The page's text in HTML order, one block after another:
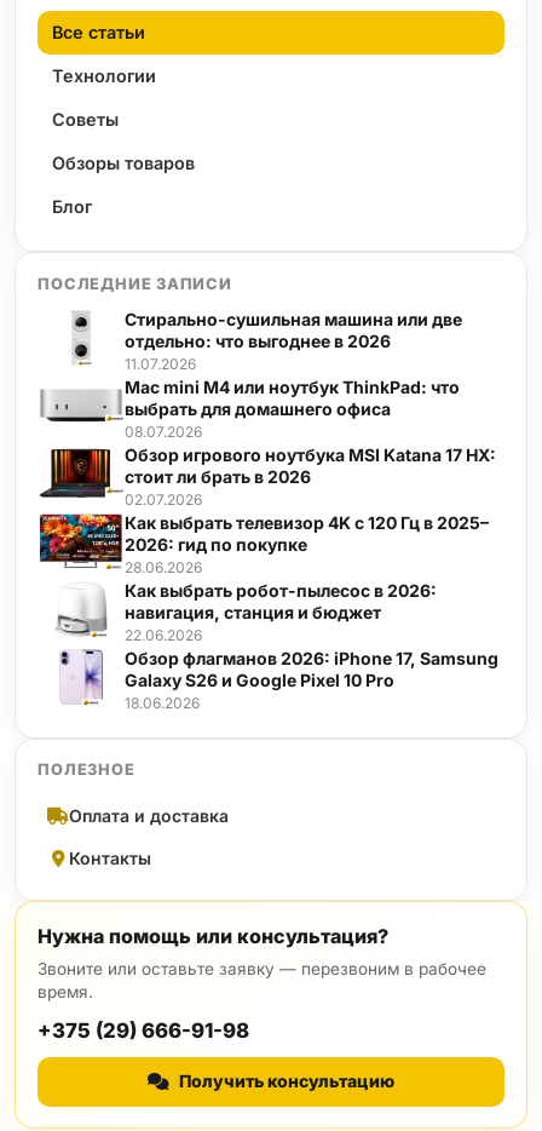
Все статьи
Технологии
Советы
Обзоры товаров
Блог
ПОСЛЕДНИЕ ЗАПИСИ
Стирально-сушильная машина или две
отдельно: что выгоднее в 2026
11.07.2026
Mac mini M4 или ноутбук ThinkPad: что
выбрать для домашнего офиса
08.07.2026
Обзор игрового ноутбука MSI Katana 17 HX:
стоит ли брать в 2026
02.07.2026
Как выбрать телевизор 4K с 120 Гц в 2025–
2026: гид по покупке
28.06.2026
Как выбрать робот-пылесос в 2026:
навигация, станция и бюджет
22.06.2026
Обзор флагманов 2026: iPhone 17, Samsung
Galaxy S26 и Google Pixel 10 Pro
18.06.2026
ПОЛЕЗНОЕ
Оплата и доставка
Контакты
Нужна помощь или консультация?
Звоните или оставьте заявку — перезвоним в рабочее
время.
+375 (29) 666-91-98
Получить консультацию